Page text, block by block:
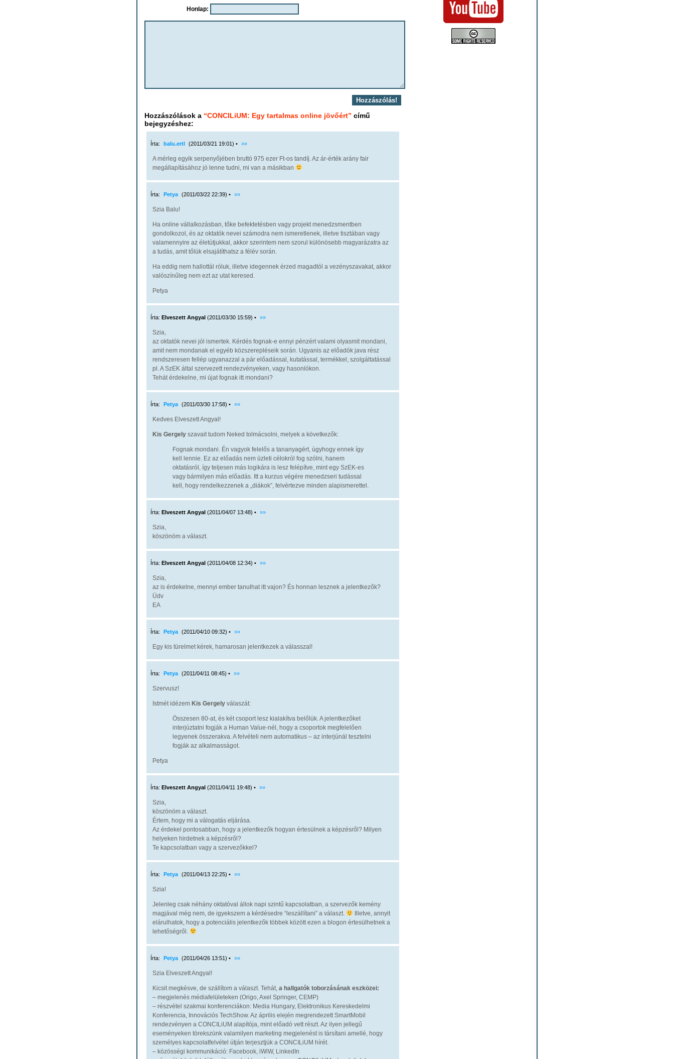
Honlap:
Hozzászólások a “CONCILiUM: Egy tartalmas online jövőért” című
bejegyzéshez:
Írta: balu.ertl (2011/03/21 19:01) • »»
A mérleg egyik serpenyőjében bruttó 975 ezer Ft-os tandíj. Az ár-érték arány fair
megállapításához jó lenne tudni, mi van a másikban
Írta: Petya (2011/03/22 22:39) • »»
Szia Balu!
Ha online vállalkozásban, tőke befektetésben vagy projekt menedzsmentben
gondolkozol, és az oktatók nevei számodra nem ismeretlenek, illetve tisztában vagy
valamennyire az életútjukkal, akkor szerintem nem szorul különösebb magyarázatra az
a tudás, amit tőlük elsajátíthatsz a félév során.
Ha eddig nem hallottál róluk, illetve idegennek érzed magadtól a vezényszavakat, akkor
valószínűleg nem ezt az utat keresed.
Petya
Írta: Elveszett Angyal (2011/03/30 15:59) • »»
Szia,
az oktatók nevei jól ismertek. Kérdés fognak-e ennyi pénzért valami olyasmit mondani,
amit nem mondanak el egyéb közszerepléseik során. Ugyanis az előadók java rész
rendszeresen fellép ugyanazzal a pár előadással, kutatással, termékkel, szolgáltatással
pl. A SzEK által szervezett rendezvényeken, vagy hasonlókon.
Tehát érdekelne, mi újat fognak itt mondani?
Írta: Petya (2011/03/30 17:58) • »»
Kedves Elveszett Angyal!
Kis Gergely szavait tudom Neked tolmácsolni, melyek a következők:
Fognak mondani. Én vagyok felelős a tananyagért, úgyhogy ennek így
kell lennie. Ez az előadás nem üzleti célokról fog szólni, hanem
oktatásról, így teljesen más logikára is lesz felépítve, mint egy SzEK-es
vagy bármilyen más előadás. Itt a kurzus végére menedzseri tudással
kell, hogy rendelkezzenek a „diákok”, felvértezve minden alapismerettel.
Írta: Elveszett Angyal (2011/04/07 13:48) • »»
Szia,
köszönöm a választ.
Írta: Elveszett Angyal (2011/04/08 12:34) • »»
Szia,
az is érdekelne, mennyi ember tanulhat itt vajon? És honnan lesznek a jelentkezők?
Üdv
EA
Írta: Petya (2011/04/10 09:32) • »»
Egy kis türelmet kérek, hamarosan jelentkezek a válasszal!
Írta: Petya (2011/04/11 08:45) • »»
Szervusz!
Istmét idézem Kis Gergely válaszát:
Összesen 80-at, és két csoport lesz kialakítva belőlük. A jelentkezőket
interjúztatni fogják a Human Value-nél, hogy a csoportok megfelelően
legyenek összerakva. A felvételi nem automatikus – az interjúnál tesztelni
fogják az alkalmasságot.
Petya
Írta: Elveszett Angyal (2011/04/11 19:48) • »»
Szia,
köszönöm a választ.
Értem, hogy mi a válogatás eljárása.
Az érdekel pontosabban, hogy a jelentkezők hogyan értesülnek a képzésről? Milyen
helyeken hirdetnek a képzésről?
Te kapcsolatban vagy a szervezőkkel?
Írta: Petya (2011/04/13 22:25) • »»
Szia!
Jelenleg csak néhány oktatóval állok napi szintű kapcsolatban, a szervezők kemény
magjával még nem, de igyekszem a kérdésedre “leszállítani” a választ.
Illetve, annyit
elárulhatok, hogy a potenciális jelentkezők többek között ezen a blogon értesülhetnek a
lehetőségről.
Írta: Petya (2011/04/26 13:51) • »»
Szia Elveszett Angyal!
Kicsit megkésve, de szállítom a választ. Tehát, a hallgatók toborzásának eszközei:
– megjelenés médiafelületeken (Origo, Axel Springer, CEMP)
– részvétel szakmai konferenciákon: Media Hungary, Elektronikus Kereskedelmi
Konferencia, Innovációs TechShow. Az április elején megrendezett SmartMobil
rendezvényen a CONCILiUM alapítója, mint előadó vett részt. Az ilyen jellegű
eseményeken törekszünk valamilyen marketing megjelenést is társítani amellé, hogy
személyes kapcsolatfelvétel útján terjesztjük a CONCILiUM hírét.
– közösségi kommunikáció: Facebook, iWiW, LinkedIn